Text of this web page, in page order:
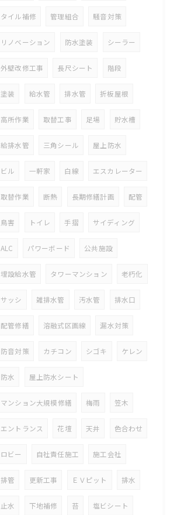
タイル補修 管理組合 騒音対策
リノベーション 防水塗装 シーラー
外壁改修工事 長尺シート 階段
塗装 給水管 排水管 折板屋根
高所作業 取替工事 足場 貯水槽
給排水管 三角シール 屋上防水
ビル 一軒家 白線 エスカレーター
取替作業 断熱 長期修繕計画 配管
鳥害 トイレ 手摺 サイディング
ALC パワーボード 公共施設
埋設給水管 タワーマンション 老朽化
サッシ 雑排水管 汚水管 排水口
配管修繕 溶融式区画線 漏水対策
防音対策 カチコン シゴキ ケレン
防水 屋上防水シート
マンション大規模修繕 梅雨 笠木
エントランス 花壇 天井 色合わせ
ロビー 自社責任施工 施工会社
排管 更新工事 ＥＶピット 排水
止水 下地補修 苔 塩ビシート